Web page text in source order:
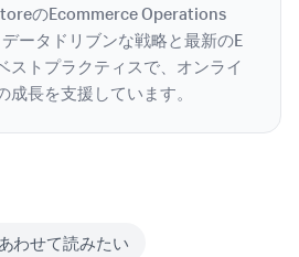
のEcommerce Operations
ータドリブンな戦略と最新のE
ストプラクティスで、オンライ
成長を支援しています。
わせて読みたい